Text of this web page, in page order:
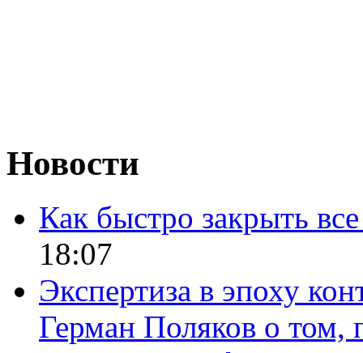
Новости
Как быстро закрыть
18:07
Экспертиза в эпоху
Герман Поляков о том,